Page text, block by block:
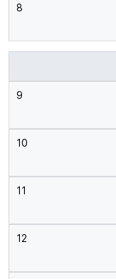
8
9
10
11
12